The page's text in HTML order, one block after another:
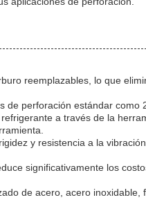
reemplazables, lo que
de perforación estándar como
a través de la
y resistencia a la
significativamente los
de acero, acero inoxidable,